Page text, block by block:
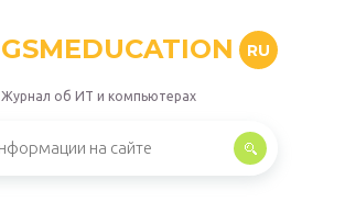
GSMEDUCATION RU
Журнал об ИТ и компьютерах